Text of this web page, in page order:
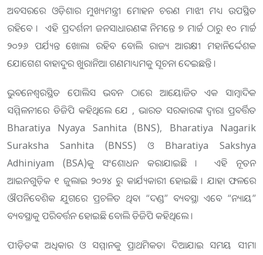
ଅବସରରେ ଓଡ଼ିଶାର ମୁଖ୍ୟମନ୍ତ୍ରୀ ମୋହନ ଚରଣ ମାଝୀ ମଧ୍ୟ ଉପସ୍ଥିତ
ରହିବେ । ଏହି ପ୍ରଦର୍ଶନୀ ଜନସାଧାରଣଙ୍କ ନିମନ୍ତେ ୭ ମାର୍ଚ୍ଚ ଠାରୁ ୧୦ ମାର୍ଚ୍ଚ
୨୦୨୬ ପର୍ଯ୍ୟନ୍ତ ଖୋଲା ରହିବ ବୋଲି ରାଜ୍ୟ ଆରକ୍ଷୀ ମହାନିର୍ଦ୍ଦେଶକ
ଯୋଗେଶ ବାହାଦୁର ଖୁରାନିଆ ଗଣମାଧ୍ୟମକୁ ସୂଚନା ଦେଇଛନ୍ତି ।
ଭୁବନେଶ୍ଵରସ୍ଥିତ ପୋଲିସ ଭବନ ଠାରେ ଆୟୋଜିତ ଏକ ସାମ୍ବାଦିକ
ସମ୍ମିଳନୀରେ ଡିଜିପି କହିଥିଲେ ଯେ , ଭାରତ ସରକାରଙ୍କ ଦ୍ୱାରା ପ୍ରବର୍ତ୍ତିତ
Bharatiya Nyaya Sanhita (BNS), Bharatiya Nagarik
Suraksha Sanhita (BNSS) ଓ Bharatiya Sakshya
Adhiniyam (BSA)କୁ ସଂଶୋଧନ କରାଯାଇଛି । ଏହି ନୂତନ
ଆଇନଗୁଡ଼ିକ ୧ ଜୁଲାଇ ୨୦୨୪ ରୁ କାର୍ଯ୍ୟକାରୀ ହୋଇଛି । ଯାହା ଫଳରେ
ଔପନିବେଶିକ ଯୁଗରେ ପ୍ରଚଳିତ ଥିବା “ଦଣ୍ଡ” ବ୍ୟବସ୍ଥା ଏବେ “ନ୍ୟାୟ”
ବ୍ୟବସ୍ଥାକୁ ପରିବର୍ତ୍ତନ ହୋଇଛି ବୋଲି ଡିଜିପି କହିଥିଲେ ।
ପୀଡ଼ିତଙ୍କ ଅଧିକାର ଓ ସମ୍ମାନକୁ ପ୍ରାଥମିକତା ଦିଆଯାଇ ସମୟ ସୀମା